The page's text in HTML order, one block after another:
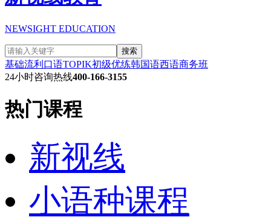
NEWSIGHT EDUCATION
搜索
基础流利口语TOPIK初级优练韩国语西语商务班
24小时咨询热线400-166-3155
热门课程
新视线
小语种课程